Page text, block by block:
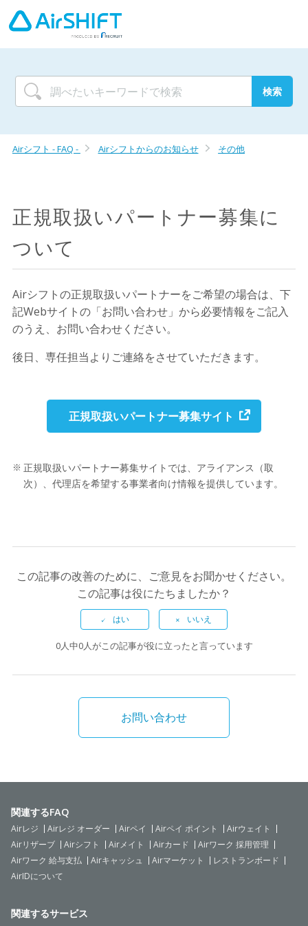
Airシフト - FAQ - Airシフトからのお知らせ その他
正規取扱いパートナー募集に
ついて
Airシフトの正規取扱いパートナーをご希望の場合は、下
記Webサイトの「お問い合わせ」から必要情報をご記入
のうえ、お問い合わせください。
後日、専任担当よりご連絡をさせていただきます。
正規取扱いパートナー募集サイト
正規取扱いパートナー募集サイトでは、アライアンス（取
次）、代理店を希望する事業者向け情報を提供しています。
この記事の改善のために、ご意見をお聞かせください。
この記事は役にたちましたか？
0人中0人がこの記事が役に立ったと言っています
お問い合わせ
関連するFAQ
Airレジ Airレジ オーダー Airペイ Airペイ ポイント
Airウェイト
Airリザーブ
Airシフト Airメイト Airカード
Airワーク 採用管理
Airワーク 給与支払
Airキャッシュ Airマーケット
レストランボード
AirIDについて
関連するサービス